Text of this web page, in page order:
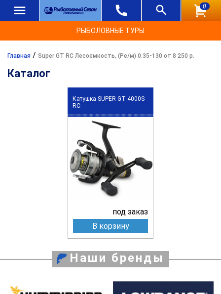
0
РЫБОЛОВНЫЕ ТУРЫ
Главная / Super GT RC Лесоемкость, (Ре/м) 0.35-130 от 8 250 р.
Каталог
Катушка SUPER GT 4000S
RC
под заказ
В корзину
Наши бренды